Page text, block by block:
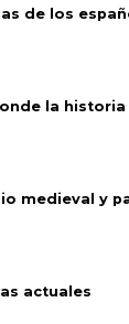
de los
la historia
medieval y
actuales